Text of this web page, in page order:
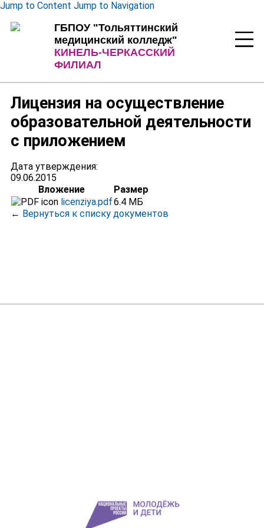
Jump to Content Jump to Navigation
ГБПОУ "Тольяттинский
медицинский колледж"
КИНЕЛЬ-ЧЕРКАССКИЙ
ФИЛИАЛ
Лицензия на осуществление
образовательной деятельности
с приложением
Дата утверждения:
09.06.2015
Вложение
Размер
licenziya.pdf6.4 МБ
← Вернуться к списку документов